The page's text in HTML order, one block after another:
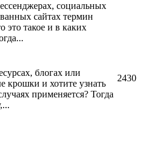
социальных
сайтах термин
это такое и в каких
блогах или
крошки и хотите узнать
применяется? Тогда
2430